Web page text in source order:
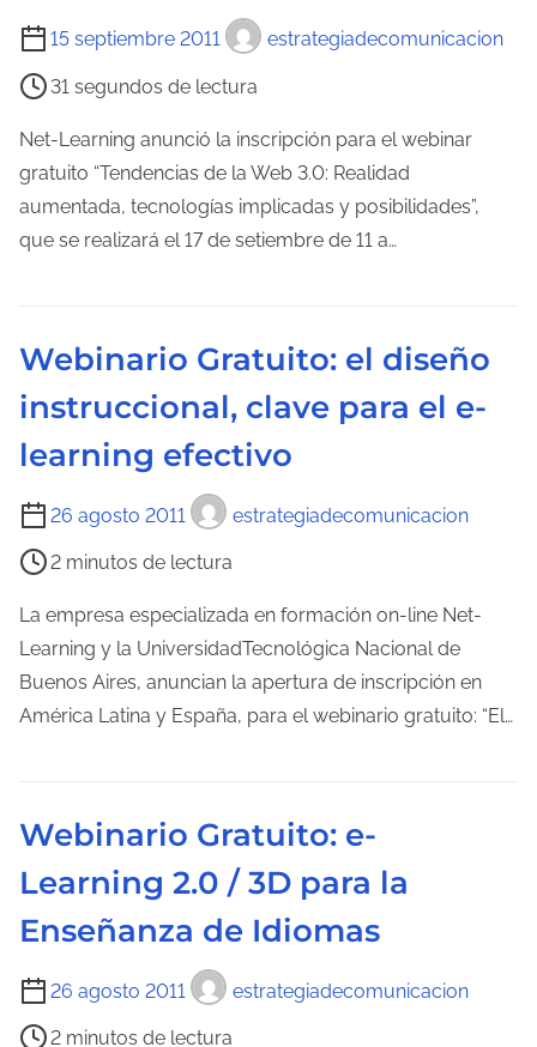
r
a
d
e
l
a
e
r
a
d
a
15 septiembre 2011 estrategiadecomunicacion
T
e
m
p
o
d
c
t
r
a
d
e
l
a
e
n
d
a
31 segundos de lectura
Net-Learning anunció la inscripción para el webinar
gratuito “Tendencias de la Web 3.0: Realidad
aumentada, tecnologías implicadas y posibilidades”,
que se realizará el 17 de setiembre de 11 a…
Webinario Gratuito: el diseño
instruccional, clave para el e-
learning efectivo
26 agosto 2011 estrategiadecomunicacion
T
e
m
p
o
d
c
t
r
a
d
2 minutos de lectura
La empresa especializada en formación on-line Net-
Learning y la UniversidadTecnológica Nacional de
Buenos Aires, anuncian la apertura de inscripción en
América Latina y España, para el webinario gratuito: “El…
Webinario Gratuito: e-
Learning 2.0 / 3D para la
Enseñanza de Idiomas
26 agosto 2011 estrategiadecomunicacion
T
2 minutos de lectura